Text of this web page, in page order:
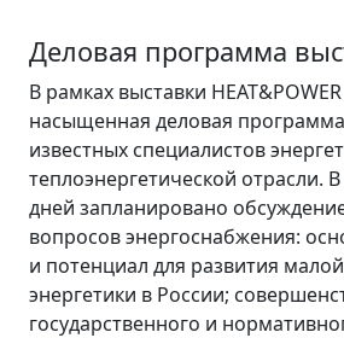
Деловая программа
В рамках выставки
насыщенная деловая
известных специалистов
теплоэнергетической отрасли.
дней запланировано
вопросов энергоснабжения:
и потенциал для развития
энергетики в России;
государственного и